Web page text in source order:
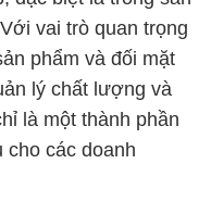
vai trò quan trọng
phẩm và đối mặt
lý chất lượng và
là một thành phần
cho các doanh